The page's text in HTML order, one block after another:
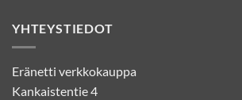
YHTEYSTIEDOT
Eränetti verkkokauppa
Kankaistentie 4